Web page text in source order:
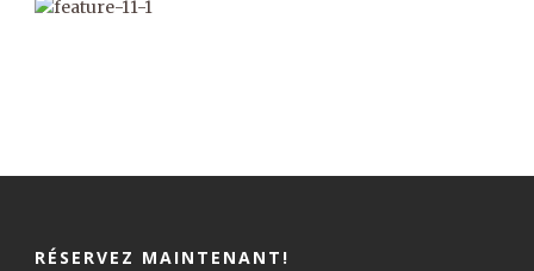
RÉSERVEZ MAINTENANT!